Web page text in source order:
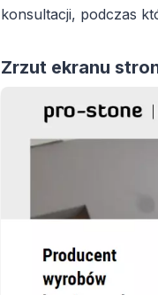
konsultacji, podczas
Zrzut ekranu